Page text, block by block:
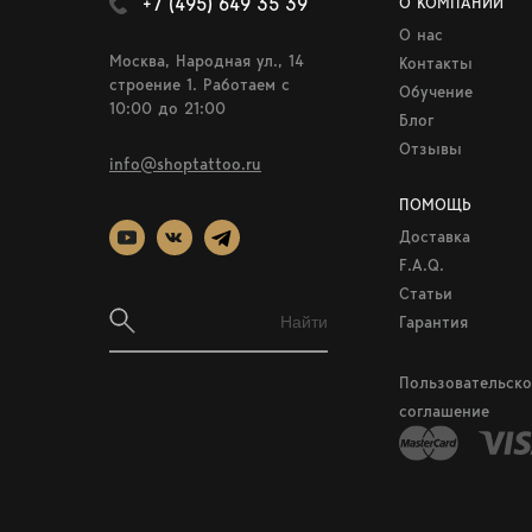
Москва, Народная ул., 14
строение 1. Работаем c
10:00 до 21:00
info@shoptattoo.ru
О нас
Контакты
Обучение
Блог
Отзывы
ПОМОЩЬ
Доставка
F.A.Q.
Статьи
Гарантия
соглашение